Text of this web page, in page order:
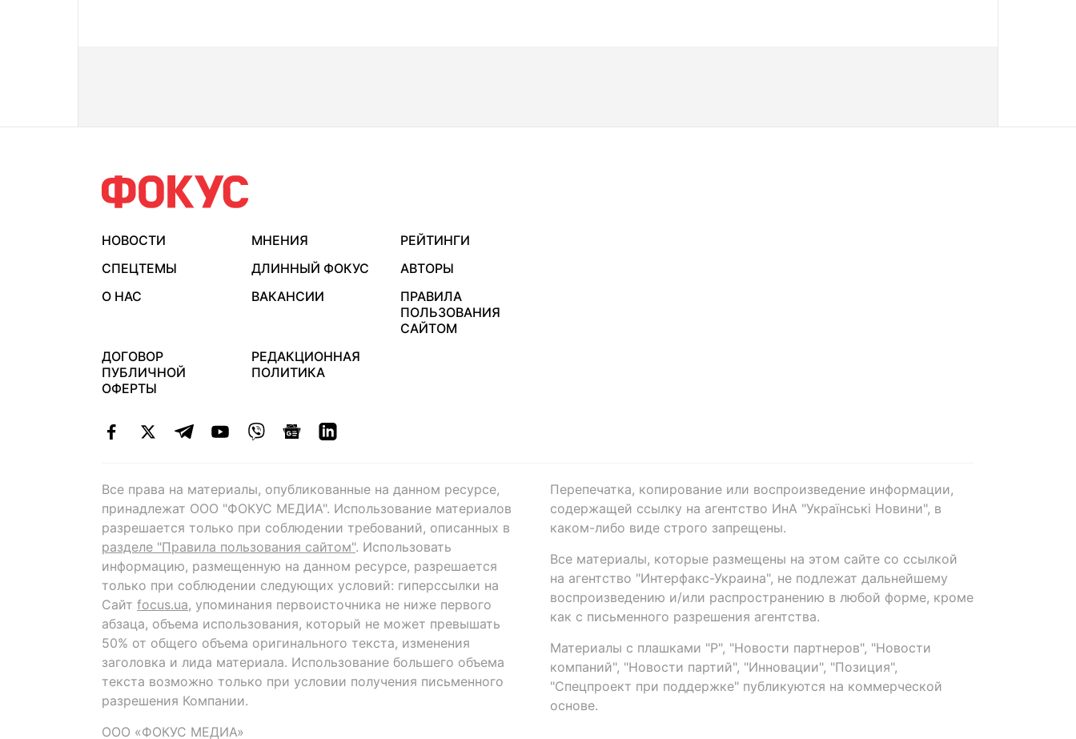
НОВОСТИ МНЕНИЯ
РЕЙТИНГИ
СПЕЦТЕМЫ
ДЛИННЫЙ ФОКУС
АВТОРЫ
О НАС
ВАКАНСИИ
ПРАВИЛА
ПОЛЬЗОВАНИЯ
САЙТОМ
ДОГОВОР
ПУБЛИЧНОЙ
ОФЕРТЫ
РЕДАКЦИОННАЯ
ПОЛИТИКА
Все права на материалы, опубликованные на данном ресурсе,
принадлежат ООО "ФОКУС МЕДИА". Использование материалов
разрешается только при соблюдении требований, описанных в
разделе "Правила пользования сайтом". Использовать
информацию, размещенную на данном ресурсе, разрешается
только при соблюдении следующих условий: гиперссылки на
Сайт focus.ua, упоминания первоисточника не ниже первого
абзаца, объема использования, который не может превышать
50% от общего объема оригинального текста, изменения
заголовка и лида материала. Использование большего объема
текста возможно только при условии получения письменного
разрешения Компании.
ООО «ФОКУС МЕДИА»
Перепечатка, копирование или воспроизведение информации,
содержащей ссылку на агентство ИнА "Українські Новини", в
каком-либо виде строго запрещены.
Все материалы, которые размещены на этом сайте со ссылкой
на агентство "Интерфакс-Украина", не подлежат дальнейшему
воспроизведению и/или распространению в любой форме, кроме
как с письменного разрешения агентства.
Материалы с плашками "Р", "Новости партнеров", "Новости
компаний", "Новости партий", "Инновации", "Позиция",
"Спецпроект при поддержке" публикуются на коммерческой
основе.